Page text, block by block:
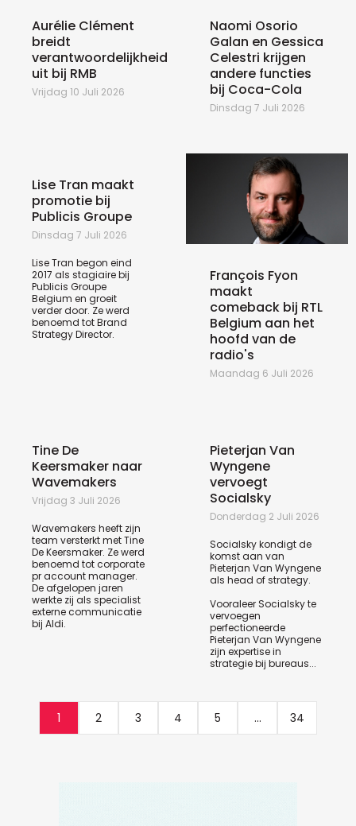
Aurélie Clément
breidt
verantwoordelijkheid
uit bij RMB
Vrijdag 10 Juli 2026
Naomi Osorio
Galan en Gessica
Celestri krijgen
andere functies
bij Coca-Cola
Dinsdag 7 Juli 2026
Lise Tran maakt
promotie bij
Publicis Groupe
Dinsdag 7 Juli 2026
Lise Tran begon eind
2017 als stagiaire bij
Publicis Groupe
Belgium en groeit
verder door. Ze werd
benoemd tot Brand
Strategy Director.
François Fyon
maakt
comeback bij RTL
Belgium aan het
hoofd van de
radio's
Maandag 6 Juli 2026
Tine De
Keersmaker naar
Wavemakers
Vrijdag 3 Juli 2026
Wavemakers heeft zijn
team versterkt met Tine
De Keersmaker. Ze werd
benoemd tot corporate
pr account manager.
De afgelopen jaren
werkte zij als specialist
externe communicatie
bij Aldi.
Pieterjan Van
Wyngene
vervoegt
Socialsky
Donderdag 2 Juli 2026
Socialsky kondigt de
komst aan van
Pieterjan Van Wyngene
als head of strategy.
Vooraleer Socialsky te
vervoegen
perfectioneerde
Pieterjan Van Wyngene
zijn expertise in
strategie bij bureaus...
1 2 3 4 5 ... 34